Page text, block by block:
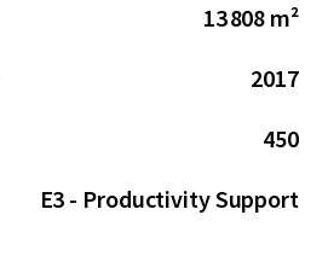
13 808 m²
2017
450
E3 - Productivity Support